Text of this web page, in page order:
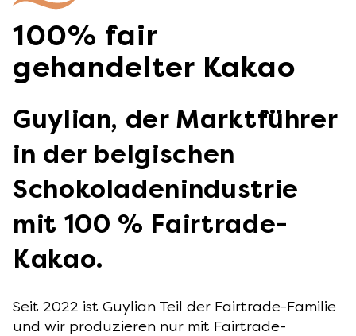
100% fair
gehandelter Kakao
Guylian, der Marktführer
in der belgischen
Schokoladenindustrie
mit 100 % Fairtrade-
Kakao.
Seit 2022 ist Guylian Teil der Fairtrade-Familie
und wir produzieren nur mit Fairtrade-